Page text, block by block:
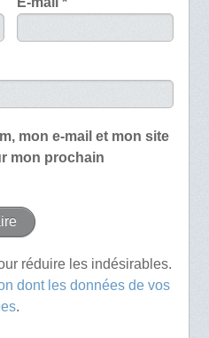
mon e-mail et mon site
mon prochain
réduire les indésirables.
dont les données de vos
.